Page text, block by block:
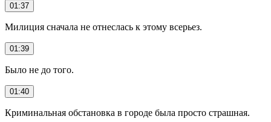
01:37
Милиция сначала не отнеслась к этому всерьез.
01:39
Было не до того.
01:40
Криминальная обстановка в городе была просто страшная.